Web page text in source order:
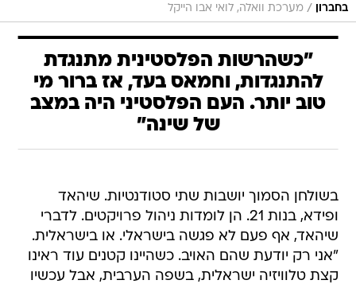
בחברון
/ מערכת וואלה, לואי אבו הייקל
"כשהרשות הפלסטינית מתנגדת
להתנגדות, וחמאס בעד, אז ברור מי
טוב יותר. העם הפלסטיני היה במצב
של שינה"
בשולחן הסמוך יושבות שתי סטודנטיות. שיהאד
ופידא, בנות 21. הן לומדות ניהול פרויקטים. לדברי
שיהאד, אף פעם לא פגשה בישראלי. או בישראלית.
"אני רק יודעת שהם האויב. כשהיינו קטנים עוד ראינו
קצת טלוויזיה ישראלית, בשפה הערבית, אבל עכשיו